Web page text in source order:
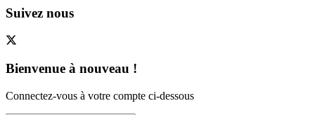
Suivez nous
Bienvenue à nouveau !
Connectez-vous à votre compte ci-dessous